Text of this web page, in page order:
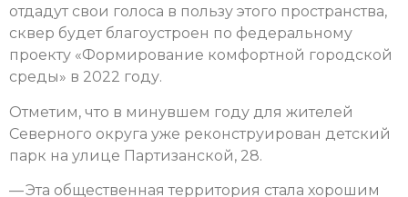
отдадут свои голоса в пользу этого пространства,
сквер будет благоустроен по федеральному
проекту «Формирование комфортной городской
среды» в 2022 году.
Отметим, что в минувшем году для жителей
Северного округа уже реконструирован детский
парк на улице Партизанской, 28.
— Эта общественная территория стала хорошим